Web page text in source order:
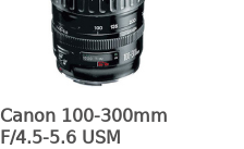
Canon 100-300mm
F/4.5-5.6 USM